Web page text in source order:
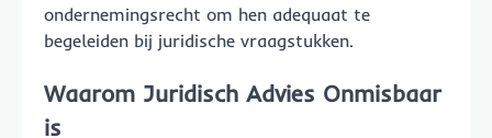
ondernemingsrecht om hen adequaat te
begeleiden bij juridische vraagstukken.
Waarom Juridisch Advies Onmisbaar
is